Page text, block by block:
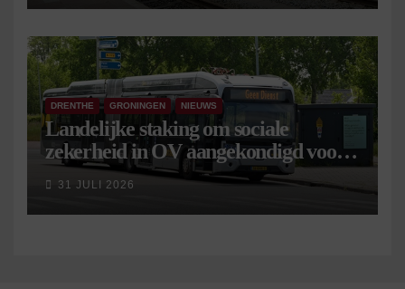
DRENTHE GRONINGEN NIEUWS
Landelijke staking om sociale
zekerheid in OV aangekondigd voor 9
september
31 JULI 2026